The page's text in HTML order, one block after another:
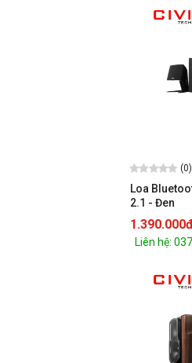
(0)
Loa
2.1 - Đen
Liên hệ: